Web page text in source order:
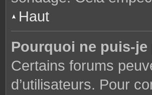
Haut
Pourquoi ne puis-
Certains forums
d’utilisateurs. Pour